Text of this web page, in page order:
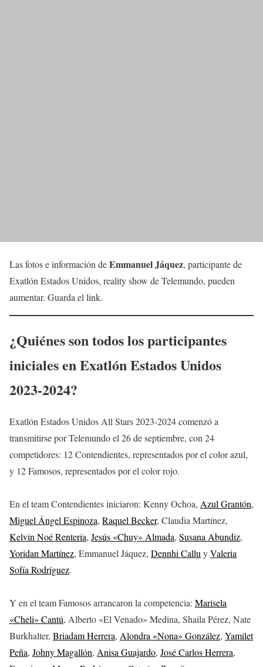
Las fotos e información deEmmanuel Jáquez, participante de
Exatlón Estados Unidos, reality show de Telemundo, pueden
aumentar. Guarda el link.
¿Quiénes son todos los participantes
iniciales en Exatlón Estados Unidos
2023-2024?
Exatlón Estados Unidos All Stars 2023-2024 comenzó a
transmitirse por Telemundo el 26 de septiembre, con 24
competidores: 12 Contendientes, representados por el color azul,
y 12 Famosos, representados por el color rojo.
En el team Contendientes iniciaron: Kenny Ochoa, Azul Grantón,
Miguel Ángel Espinoza, Raquel Becker, Claudia Martínez,
Kelvin Noé Rentería, Jesús «Chuy» Almada, Susana Abundiz,
Yoridan Martínez, Emmanuel Jáquez, Dennhi CalluyValeria
Sofía Rodríguez.
Y en el team Famosos arrancaron la competencia: Marisela
«Cheli» Cantú, Alberto «El Venado» Medina, Shaila Pérez, Nate
Burkhalter, Briadam Herrera, Alondra «Nona» González, Yamilet
Peña, Johny Magallón, Anisa Guajardo, José Carlos Herrera,